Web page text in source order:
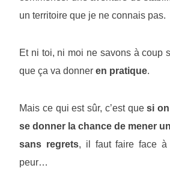
un territoire que je ne connais pas.
Et ni toi, ni moi ne savons à coup
que ça va donner en pratique.
Mais ce qui est sûr, c’est quesi on
se donner la chance de mener
sans regrets, il faut faire face à
peur…